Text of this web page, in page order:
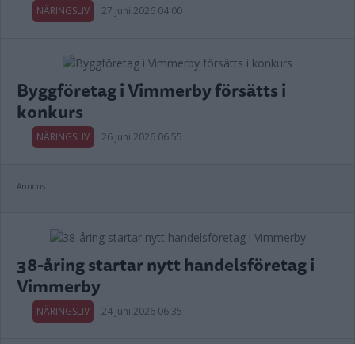
NÄRINGSLIV 27 juni 2026 04.00
Byggföretag i Vimmerby försätts i
konkurs
NÄRINGSLIV 26 juni 2026 06.55
Annons:
38-åring startar nytt handelsföretag i
Vimmerby
NÄRINGSLIV 24 juni 2026 06.35